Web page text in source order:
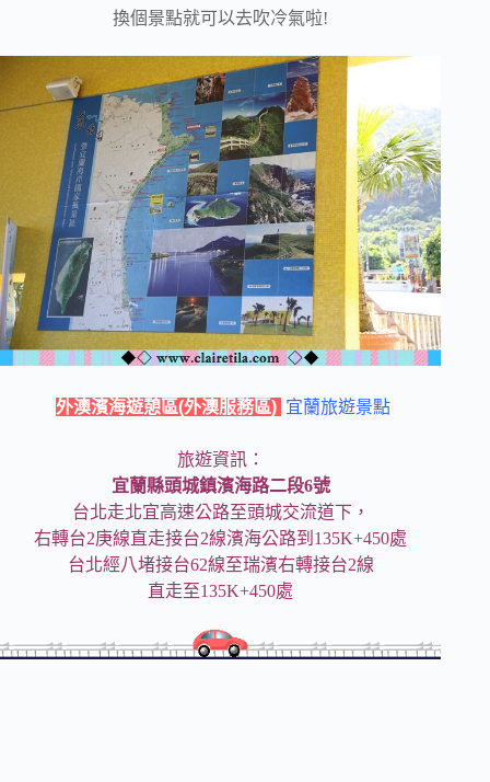
換個景點就可以去吹冷氣啦!
外澳濱海遊憩區(外澳服務區) 宜蘭旅遊景點
旅遊資訊：
宜蘭縣頭城鎮濱海路二段6號
台北走北宜高速公路至頭城交流道下，
右轉台2庚線直走接台2線濱海公路到135K+450處
台北經八堵接台62線至瑞濱右轉接台2線
直走至135K+450處